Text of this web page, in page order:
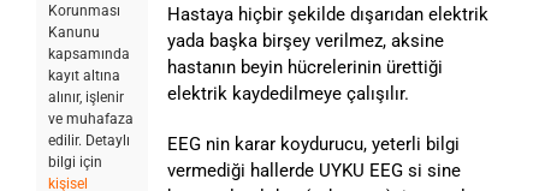
Korunması
Kanunu
kapsamında
kayıt altına
alınır, işlenir
ve muhafaza
edilir. Detaylı
bilgi için
kişisel
Hastaya hiçbir şekilde dışarıdan elektrik
yada başka birşey verilmez, aksine
hastanın beyin hücrelerinin ürettiği
elektrik kaydedilmeye çalışılır.
EEG nin karar koydurucu, yeterli bilgi
vermediği hallerde UYKU EEG si sine